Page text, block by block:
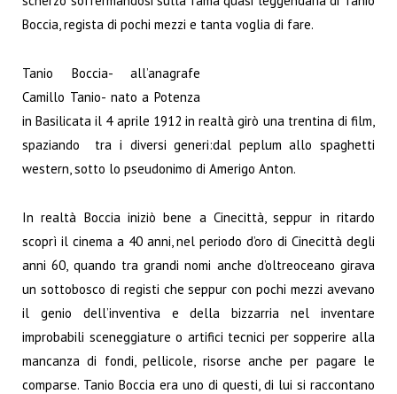
Boccia, regista di pochi mezzi e tanta voglia di fare.
Tanio Boccia- all’anagrafe
Camillo Tanio- nato a Potenza
in Basilicata il 4 aprile 1912 in realtà girò una trentina di film,
spaziando tra i diversi generi:dal peplum allo spaghetti
western, sotto lo pseudonimo di Amerigo Anton.
In realtà Boccia iniziò bene a Cinecittà, seppur in ritardo
scoprì il cinema a 40 anni, nel periodo d’oro di Cinecittà degli
anni 60, quando tra grandi nomi anche d’oltreoceano girava
un sottobosco di registi che seppur con pochi mezzi avevano
il genio dell’inventiva e della bizzarria nel inventare
improbabili sceneggiature o artifici tecnici per sopperire alla
mancanza di fondi, pellicole, risorse anche per pagare le
comparse. Tanio Boccia era uno di questi, di lui si raccontano